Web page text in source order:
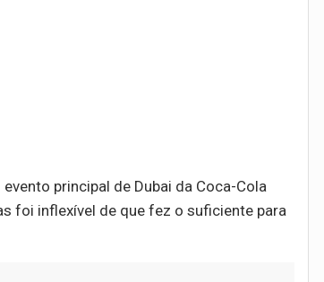
principal de Dubai da Coca-Cola
foi inflexível de que fez o suficiente para